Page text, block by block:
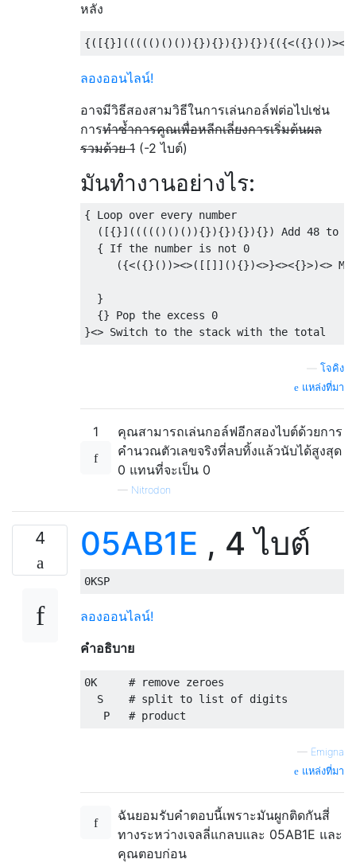
หลัง
ลองออนไลน์!
อาจมีวิธีสองสามวิธีในการเล่นกอล์ฟต่อไปเช่น
การทำซ้ำการคูณเพื่อหลีกเลี่ยงการเริ่มต้นผล
รวมด้วย 1 (-2 ไบต์)
มันทำงานอย่างไร:
{ Loop over every number
([{}]((((()()()){}){}){}){}) Add 48 to
  { If the number is not 0
({<({}())><>([[]](){})<>}<><{}>)<>
  }
  {} Pop the excess 0
โจคิง
แหล่งที่มา
1
คุณสามารถเล่นกอล์ฟอีกสองไบต์ด้วยการ
คำนวณตัวเลขจริงที่ลบทิ้งแล้วนับได้สูงสุด
0 แทนที่จะเป็น 0
— Nitrodon
4 05AB1E , 4 ไบต์
ลองออนไลน์!
คำอธิบาย
0K     # remove zeroes
  S    # split to list of digits
— Emigna
แหล่งที่มา
ฉันยอมรับคำตอบนี้เพราะมันผูกติดกันสี่
ทางระหว่างเจลลี่แกลบและ 05AB1E และ
คุณตอบก่อน